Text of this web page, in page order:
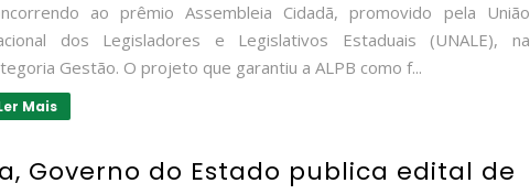
ao prêmio Assembleia Cidadã, promovido pela União
dos Legisladores e Legislativos Estaduais (UNALE), na
Gestão. O projeto que garantiu a ALPB como f...
Mais
Governo do Estado publica edital de